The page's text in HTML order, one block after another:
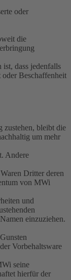
oder
die
dass jedenfalls
Beschaffenheit
zustehen, bleibt die
um mehr
Andere
Dritter deren
von MWi
und
einzuziehen.
Vorbehaltsware
seine
hierfür der